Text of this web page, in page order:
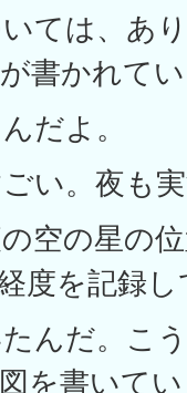
り合わ
書かれてい
。
。夜も実
の星の位
度を記録し
うした
を書いてい